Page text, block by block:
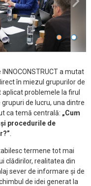
a mutat
în miezul grupurilor de
problemele la firul
de lucru, una dintre
ca temă centrală: „Cum
procedurile de
termene tot mai
clădirilor, realitatea din
sever de informare și de
de idei generat la